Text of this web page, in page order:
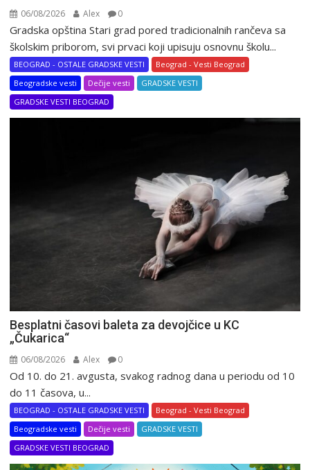
06/08/2026 Alex 0
Gradska opština Stari grad pored tradicionalnih rančeva sa
školskim priborom, svi prvaci koji upisuju osnovnu školu...
BEOGRAD - OSTALE GRADSKE VESTI
Beograd - Vesti Beograd
Beogradske vesti
Dečije vesti
GRADSKE VESTI
GRADSKE VESTI BEOGRAD
Besplatni časovi baleta za devojčice u KC
„Čukarica“
06/08/2026 Alex 0
Od 10. do 21. avgusta, svakog radnog dana u periodu od 10
do 11 časova, u...
BEOGRAD - OSTALE GRADSKE VESTI
Beograd - Vesti Beograd
Beogradske vesti
Dečije vesti
GRADSKE VESTI
GRADSKE VESTI BEOGRAD